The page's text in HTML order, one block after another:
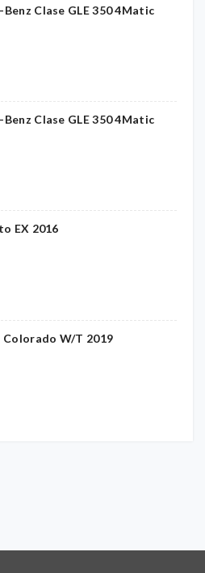
Clase GLE 350 4Matic
Clase GLE 350 4Matic
EX 2016
W/T 2019